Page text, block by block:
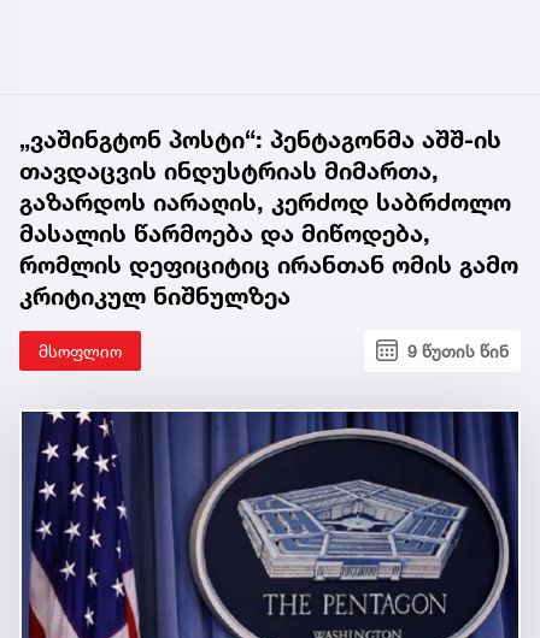
„ვაშინგტონ პოსტი“: პენტაგონმა აშშ-ის
თავდაცვის ინდუსტრიას მიმართა,
გაზარდოს იარაღის, კერძოდ საბრძოლო
მასალის წარმოება და მიწოდება,
რომლის დეფიციტიც ირანთან ომის გამო
კრიტიკულ ნიშნულზეა
მსოფლიო 9 წუთის წინ